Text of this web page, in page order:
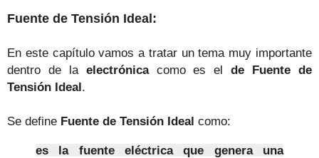
Fuente de Tensión Ideal:
En este capítulo vamos a tratar un tema muy importante
dentro de la electrónica como es elde Fuente de
Tensión Ideal.
Se define Fuente de Tensión Ideal como:
es la fuente eléctrica que genera una